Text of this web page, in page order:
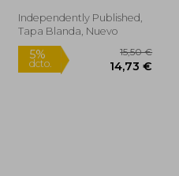
Independently Published,
Tapa Blanda, Nuevo